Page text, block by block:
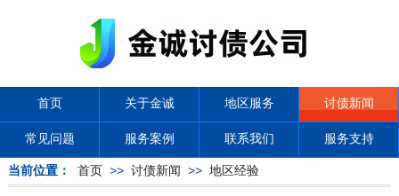
首页 关于金诚 地区服务 讨债新闻
常见问题 服务案例 联系我们 服务支持
当前位置： 首页 >> 讨债新闻 >> 地区经验